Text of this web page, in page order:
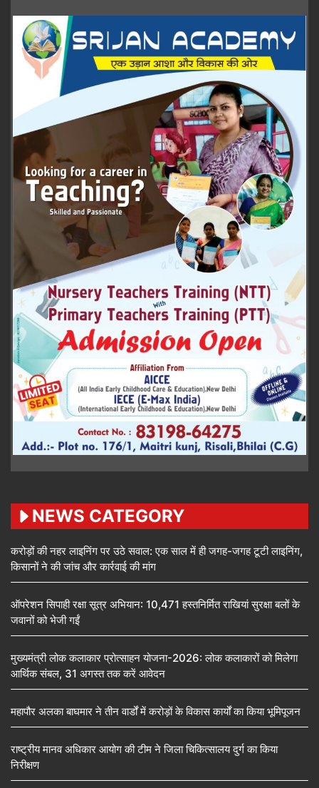
NEWS CATEGORY
करोड़ों की नहर लाइनिंग पर उठे सवाल: एक साल में ही जगह-जगह टूटी लाइनिंग,
किसानों ने की जांच और कार्रवाई की मांग
ऑपरेशन सिपाही रक्षा सूत्र अभियान: 10,471 हस्तनिर्मित राखियां सुरक्षा बलों के
जवानों को भेजी गईं
मुख्यमंत्री लोक कलाकार प्रोत्साहन योजना-2026: लोक कलाकारों को मिलेगा
आर्थिक संबल, 31 अगस्त तक करें आवेदन
महापौर अलका बाघमार ने तीन वार्डों में करोड़ों के विकास कार्यों का किया भूमिपूजन
राष्ट्रीय मानव अधिकार आयोग की टीम ने जिला चिकित्सालय दुर्ग का किया
निरीक्षण